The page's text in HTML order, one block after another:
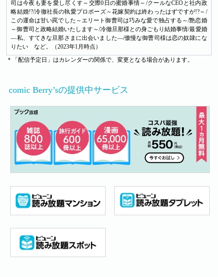
司は今夜も妻を愛し尽くす～交際0日の蜜婚事情～/クールなCEOと社内政
略結婚!?/冷徹社長の執愛プロポーズ～花嫁契約は終わったはずですが!?～/
この運命は甘い罠でした～エリート御曹司は巧みな愛で独占する～/艶恋婚
～御曹司と政略結婚いたします～/冷徹旦那様との身ごもり結婚事情/最愛婚
―私、すてきな旦那さまに出会いました―/傲慢な御曹司様は恋の奴隷にな
りたい など。（2023年1月時点）
＊「配信予定日」はカレンダーの関係で、変更となる場合があります。
comic Berry’sの提供中サービス